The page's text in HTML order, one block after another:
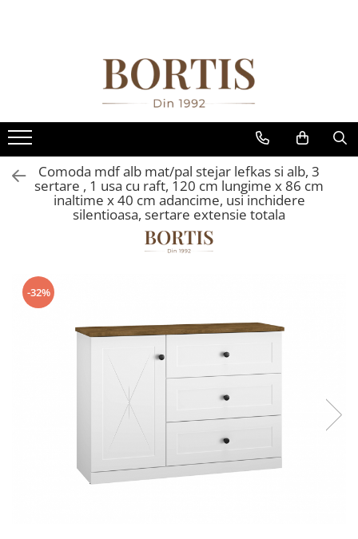
Fotolii balansoar/relaxante
Canapele
Coltare/canapele in L
Comode
Comode lux-ultramoderne
Comode stil clasic/rustic
Fotolii extensibile
Masute de cafea
Mese sufragerie/dining
Scaune living/dining
Seturi masa +scaune dining
Comoda mdf alb mat/pal stejar lefkas si alb, 3
sertare , 1 usa cu raft, 120 cm lungime x 86 cm
inaltime x 40 cm adancime, usi inchidere
silentioasa, sertare extensie totala
-32%